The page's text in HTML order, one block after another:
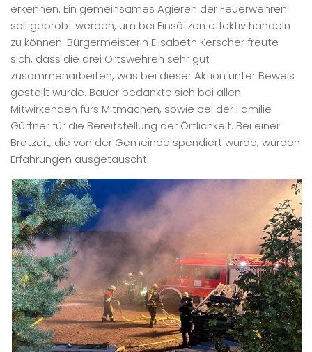
erkennen. Ein gemeinsames Agieren der Feuerwehren
soll geprobt werden, um bei Einsätzen effektiv handeln
zu können. Bürgermeisterin Elisabeth Kerscher freute
sich, dass die drei Ortswehren sehr gut
zusammenarbeiten, was bei dieser Aktion unter Beweis
gestellt wurde. Bauer bedankte sich bei allen
Mitwirkenden fürs Mitmachen, sowie bei der Familie
Gürtner für die Bereitstellung der Örtlichkeit. Bei einer
Brotzeit, die von der Gemeinde spendiert wurde, wurden
Erfahrungen ausgetauscht.